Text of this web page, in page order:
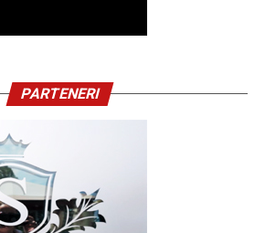
PARTENERI